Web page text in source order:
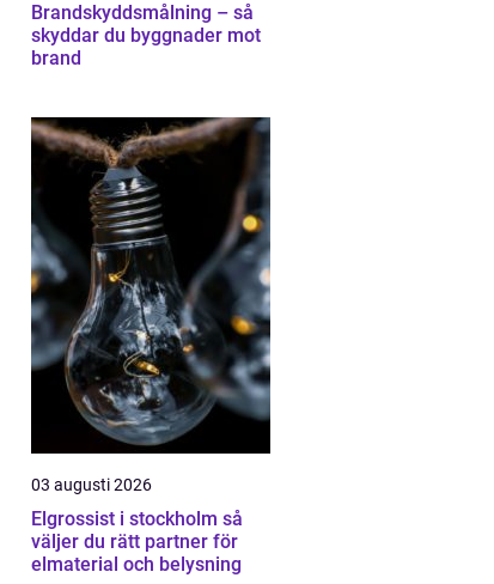
Brandskyddsmålning – så
skyddar du byggnader mot
brand
03 augusti 2026
Elgrossist i stockholm så
väljer du rätt partner för
elmaterial och belysning